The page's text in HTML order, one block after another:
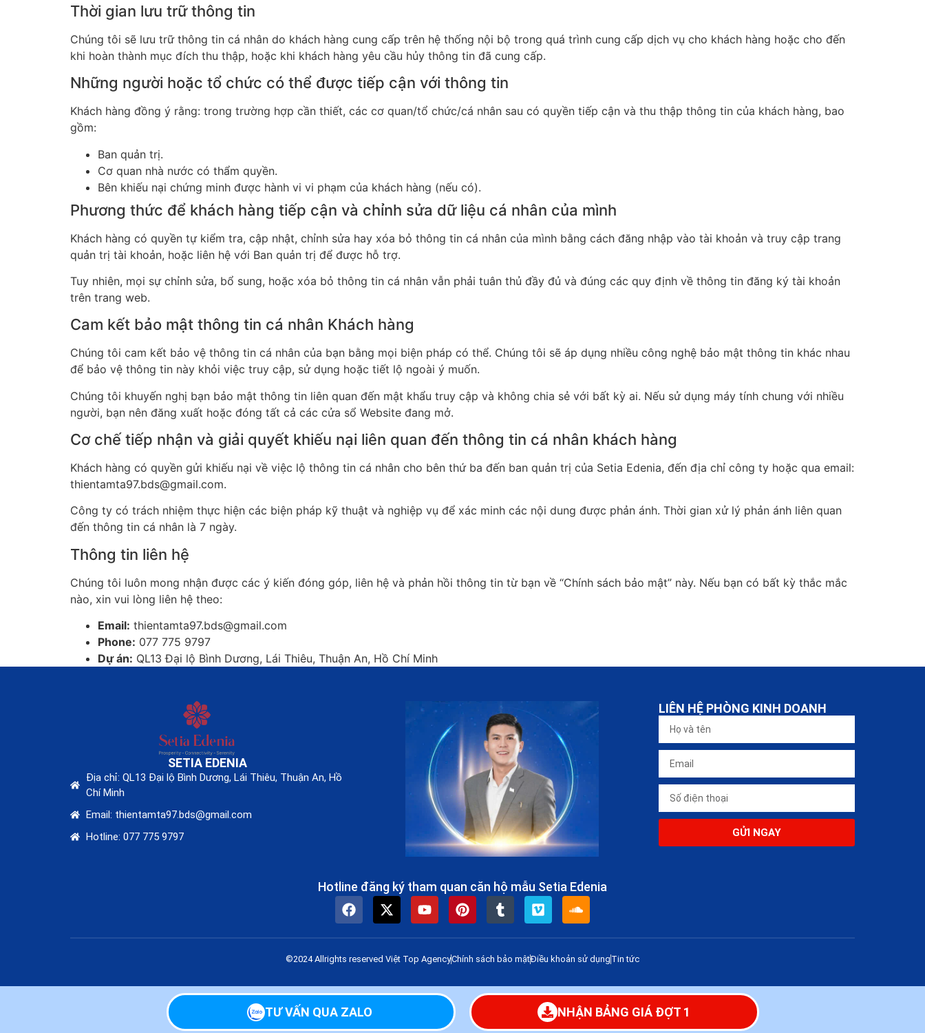
Thời gian lưu trữ thông tin
Chúng tôi sẽ lưu trữ thông tin cá nhân do khách hàng cung cấp trên hệ thống nội bộ trong quá trình cung cấp dịch vụ cho khách hàng hoặc cho đến
khi hoàn thành mục đích thu thập, hoặc khi khách hàng yêu cầu hủy thông tin đã cung cấp.
Những người hoặc tổ chức có thể được tiếp cận với thông tin
Khách hàng đồng ý rằng: trong trường hợp cần thiết, các cơ quan/tổ chức/cá nhân sau có quyền tiếp cận và thu thập thông tin của khách hàng, bao
gồm:
Ban quản trị.
Cơ quan nhà nước có thẩm quyền.
Bên khiếu nại chứng minh được hành vi vi phạm của khách hàng (nếu có).
Phương thức để khách hàng tiếp cận và chỉnh sửa dữ liệu cá nhân của mình
Khách hàng có quyền tự kiểm tra, cập nhật, chỉnh sửa hay xóa bỏ thông tin cá nhân của mình bằng cách đăng nhập vào tài khoản và truy cập trang
quản trị tài khoản, hoặc liên hệ với Ban quản trị để được hỗ trợ.
Tuy nhiên, mọi sự chỉnh sửa, bổ sung, hoặc xóa bỏ thông tin cá nhân vẫn phải tuân thủ đầy đủ và đúng các quy định về thông tin đăng ký tài khoản
trên trang web.
Cam kết bảo mật thông tin cá nhân Khách hàng
Chúng tôi cam kết bảo vệ thông tin cá nhân của bạn bằng mọi biện pháp có thể. Chúng tôi sẽ áp dụng nhiều công nghệ bảo mật thông tin khác nhau
để bảo vệ thông tin này khỏi việc truy cập, sử dụng hoặc tiết lộ ngoài ý muốn.
Chúng tôi khuyến nghị bạn bảo mật thông tin liên quan đến mật khẩu truy cập và không chia sẻ với bất kỳ ai. Nếu sử dụng máy tính chung với nhiều
người, bạn nên đăng xuất hoặc đóng tất cả các cửa sổ Website đang mở.
Cơ chế tiếp nhận và giải quyết khiếu nại liên quan đến thông tin cá nhân khách hàng
Khách hàng có quyền gửi khiếu nại về việc lộ thông tin cá nhân cho bên thứ ba đến ban quản trị của Setia Edenia, đến địa chỉ công ty hoặc qua email:
thientamta97.bds@gmail.com.
Công ty có trách nhiệm thực hiện các biện pháp kỹ thuật và nghiệp vụ để xác minh các nội dung được phản ánh. Thời gian xử lý phản ánh liên quan
đến thông tin cá nhân là 7 ngày.
Thông tin liên hệ
Chúng tôi luôn mong nhận được các ý kiến đóng góp, liên hệ và phản hồi thông tin từ bạn về “Chính sách bảo mật” này. Nếu bạn có bất kỳ thắc mắc
nào, xin vui lòng liên hệ theo:
Email: thientamta97.bds@gmail.com
Phone: 077 775 9797
Dự án: QL13 Đại lộ Bình Dương, Lái Thiêu, Thuận An, Hồ Chí Minh
SETIA EDENIA
Địa chỉ: QL13 Đại lộ Bình Dương, Lái Thiêu, Thuận An, Hồ
Chí Minh
Email: thientamta97.bds@gmail.com
Hotline: 077 775 9797
LIÊN HỆ PHÒNG KINH DOANH
GỬI NGAY
Hotline đăng ký tham quan căn hộ mẫu Setia Edenia
©2024 Allrights reserved Việt Top AgencyChính sách bảo mậtĐiều khoản sử dụng Tin tức
TƯ VẤN QUA ZALO NHẬN BẢNG GIÁ ĐỢT 1